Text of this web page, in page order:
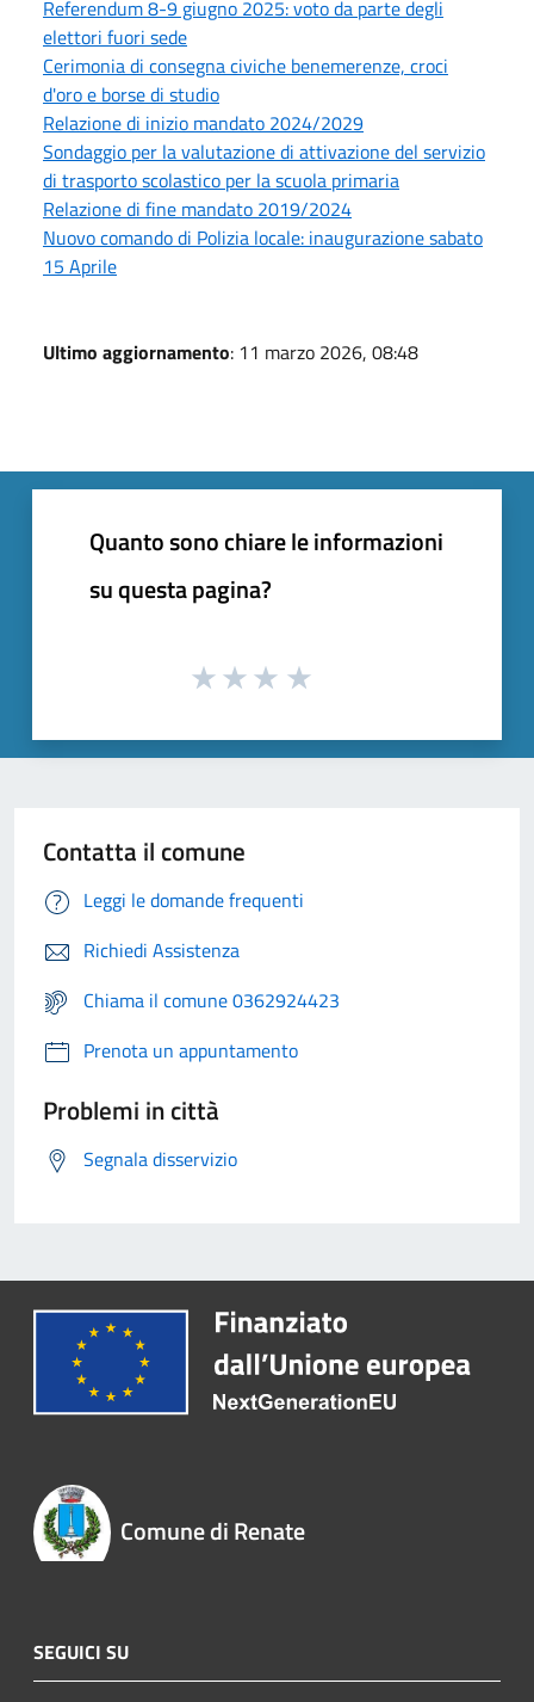
Referendum 8-9 giugno 2025: voto da parte degli
elettori fuori sede
Cerimonia di consegna civiche benemerenze, croci
d'oro e borse di studio
Relazione di inizio mandato 2024/2029
Sondaggio per la valutazione di attivazione del servizio
di trasporto scolastico per la scuola primaria
Relazione di fine mandato 2019/2024
Nuovo comando di Polizia locale: inaugurazione sabato
15 Aprile
Ultimo aggiornamento: 11 marzo 2026, 08:48
Quanto sono chiare le informazioni
su questa pagina?
Contatta il comune
Leggi le domande frequenti
Richiedi Assistenza
Chiama il comune 0362924423
Prenota un appuntamento
Problemi in città
Segnala disservizio
Comune di Renate
SEGUICI SU